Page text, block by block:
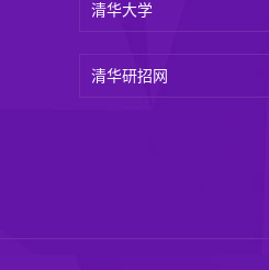
清华大学
清华研招网